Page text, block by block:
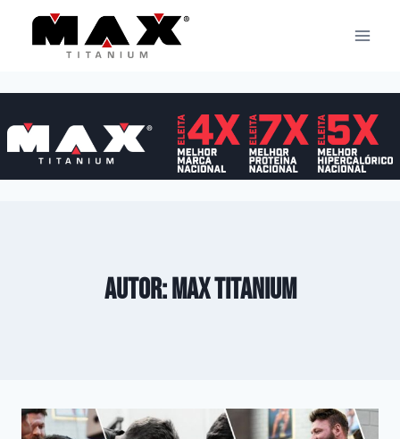
Autor: Max Titanium